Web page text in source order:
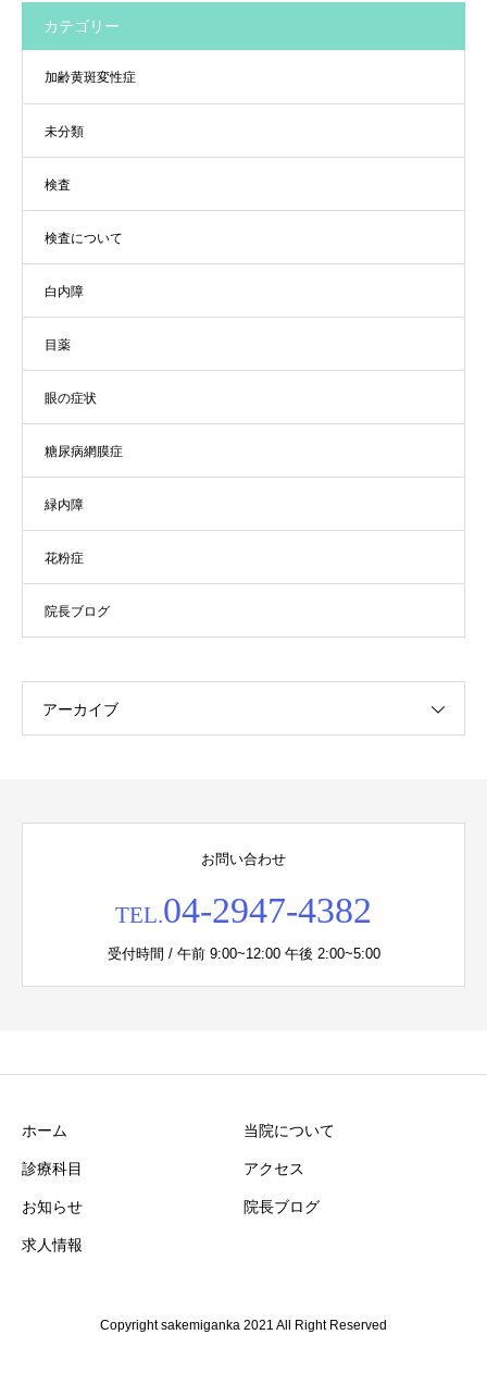
カテゴリー
加齢黄斑変性症
未分類
検査
検査について
白内障
目薬
眼の症状
糖尿病網膜症
緑内障
花粉症
院長ブログ
アーカイブ
お問い合わせ
TEL.04-2947-4382
受付時間 / 午前 9:00~12:00 午後 2:00~5:00
ホーム 当院について
診療科目 アクセス
お知らせ 院長ブログ
求人情報
Copyright sakemiganka 2021 All Right Reserved